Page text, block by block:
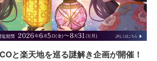
と楽天地を巡る謎解き企画が開催！